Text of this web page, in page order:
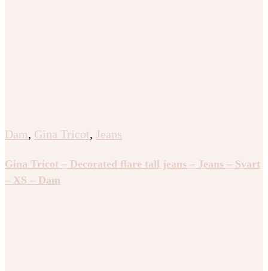
Dam, Gina Tricot, Jeans
Gina Tricot – Decorated flare tall jeans – Jeans – Svart
– XS – Dam